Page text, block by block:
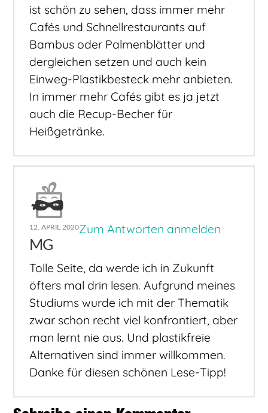
ist schön zu sehen, dass immer mehr
Cafés und Schnellrestaurants auf
Bambus oder Palmenblätter und
dergleichen setzen und auch kein
Einweg-Plastikbesteck mehr anbieten.
In immer mehr Cafés gibt es ja jetzt
auch die Recup-Becher für
Heißgetränke.
12. APRIL 2020Zum Antworten anmelden
MG
Tolle Seite, da werde ich in Zukunft
öfters mal drin lesen. Aufgrund meines
Studiums wurde ich mit der Thematik
zwar schon recht viel konfrontiert, aber
man lernt nie aus. Und plastikfreie
Alternativen sind immer willkommen.
Danke für diesen schönen Lese-Tipp!